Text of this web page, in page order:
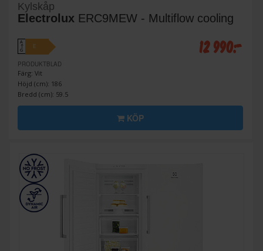
Kylskåp
Electrolux ERC9MEW - Multiflow cooling
A
↑
G
E
PRODUKTBLAD
Färg: Vit
Höjd (cm): 186
Bredd (cm): 59.5
12 990:-
KÖP